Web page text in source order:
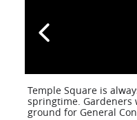
Temple Square is
springtime. Gardeners
ground for General